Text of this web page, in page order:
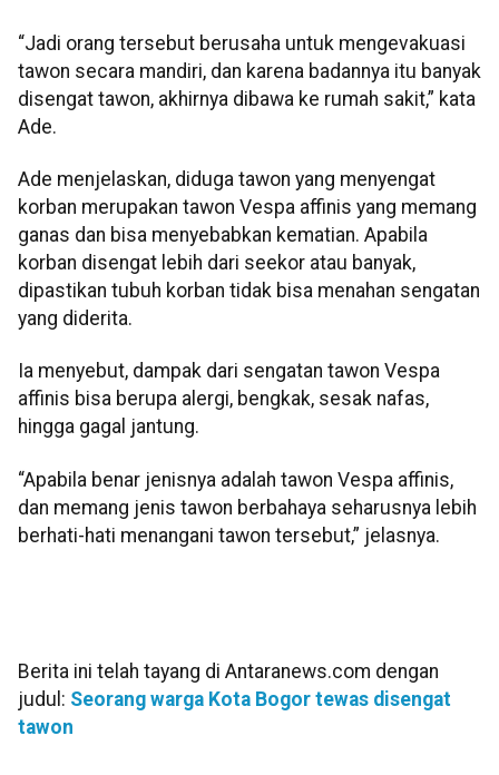
“Jadi orang tersebut berusaha untuk mengevakuasi
tawon secara mandiri, dan karena badannya itu banyak
disengat tawon, akhirnya dibawa ke rumah sakit,” kata
Ade.
Ade menjelaskan, diduga tawon yang menyengat
korban merupakan tawon Vespa affinis yang memang
ganas dan bisa menyebabkan kematian. Apabila
korban disengat lebih dari seekor atau banyak,
dipastikan tubuh korban tidak bisa menahan sengatan
yang diderita.
Ia menyebut, dampak dari sengatan tawon Vespa
affinis bisa berupa alergi, bengkak, sesak nafas,
hingga gagal jantung.
“Apabila benar jenisnya adalah tawon Vespa affinis,
dan memang jenis tawon berbahaya seharusnya lebih
berhati-hati menangani tawon tersebut,” jelasnya.
Berita ini telah tayang di Antaranews.com dengan
judul: Seorang warga Kota Bogor tewas disengat
tawon